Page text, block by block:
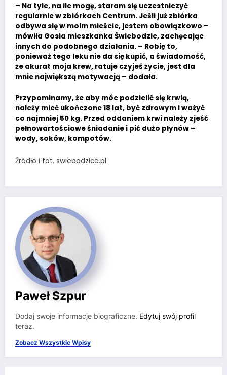
– Na tyle, na ile mogę, staram się uczestniczyć
regularnie w zbiórkach Centrum. Jeśli już zbiórka
odbywa się w moim mieście, jestem obowiązkowo –
mówiła Gosia mieszkanka Świebodzic, zachęcając
innych do podobnego działania. – Robię to,
ponieważ tego leku nie da się kupić, a świadomość,
że akurat moja krew, ratuje czyjeś życie, jest dla
mnie największą motywacją – dodała.
Przypominamy, że aby móc podzielić się krwią,
należy mieć ukończone 18 lat, być zdrowym i ważyć
co najmniej 50 kg. Przed oddaniem krwi należy zjeść
pełnowartościowe śniadanie i pić dużo płynów –
wody, soków, kompotów.
Źródło i fot. swiebodzice.pl
Paweł Szpur
Dodaj swoje informacje biograficzne. Edytuj swój profil
teraz.
Zobacz Wszystkie Wpisy